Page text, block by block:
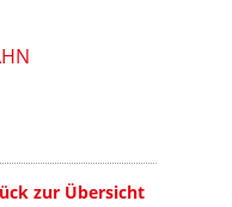
zur Übersicht